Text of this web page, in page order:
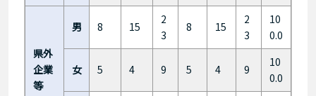
県外
企業
等
男 8 15
2
3
8 15
2
3
10
0.0
女 5 4 9 5 4 9
10
0.0